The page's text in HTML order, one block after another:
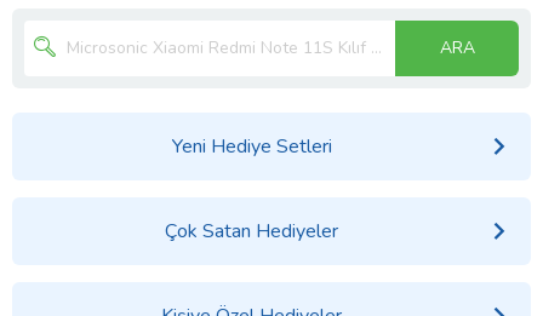
ARA
Yeni Hediye Setleri
Çok Satan Hediyeler